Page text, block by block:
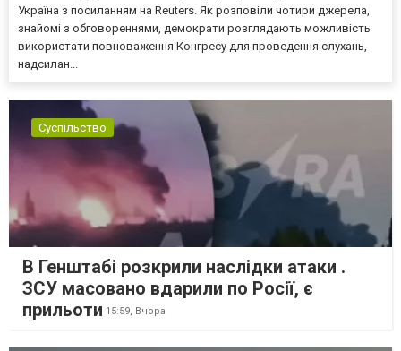
Україна з посиланням на Reuters. Як розповіли чотири джерела,
знайомі з обговореннями, демократи розглядають можливість
використати повноваження Конгресу для проведення слухань,
надсилан...
Суспільство
В Генштабі розкрили наслідки атаки .
ЗСУ масовано вдарили по Росії, є
прильоти 15:59, Вчора